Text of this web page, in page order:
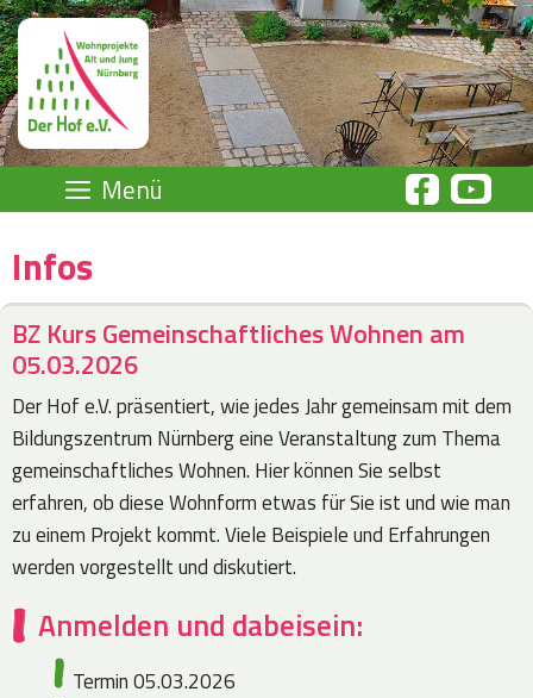
Zum
Inhalt
springen
Menü
Infos
BZ Kurs Gemeinschaftliches Wohnen am
05.03.2026
Der Hof e.V. präsentiert, wie jedes Jahr gemeinsam mit dem
Bildungszentrum Nürnberg eine Veranstaltung zum Thema
gemeinschaftliches Wohnen. Hier können Sie selbst
erfahren, ob diese Wohnform etwas für Sie ist und wie man
zu einem Projekt kommt. Viele Beispiele und Erfahrungen
werden vorgestellt und diskutiert.
Anmelden und dabeisein:
Termin 05.03.2026